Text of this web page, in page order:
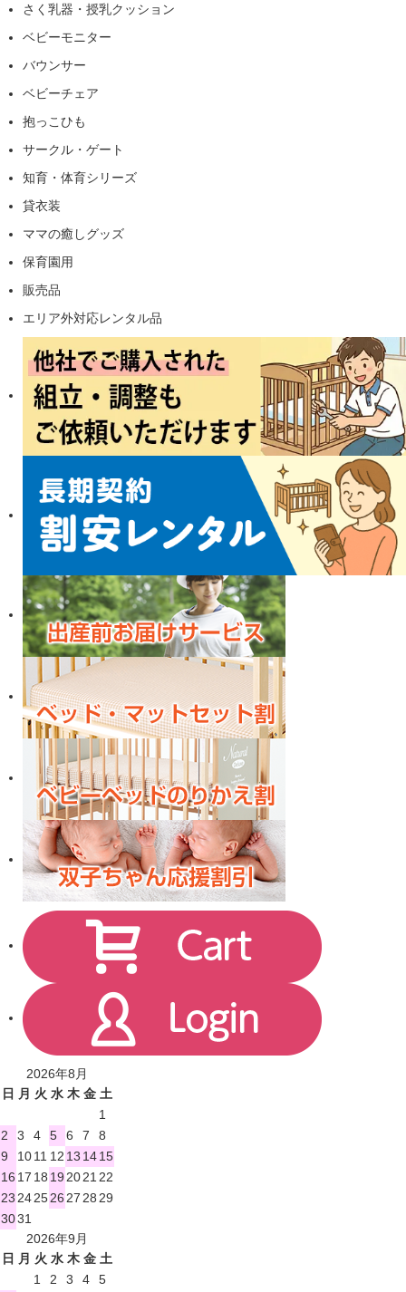
さく乳器・授乳クッション
ベビーモニター
バウンサー
ベビーチェア
抱っこひも
サークル・ゲート
知育・体育シリーズ
貸衣装
ママの癒しグッズ
保育園用
販売品
エリア外対応レンタル品
2026年8月
日 月 火 水 木 金 土
1
2
3 4 5 6 7
8
9
1011 12 13 1415
16 17 18 19 2021 22
23 242526 27 28 29
3031
2026年9月
日 月 火 水 木 金 土
1
2 3 4 5